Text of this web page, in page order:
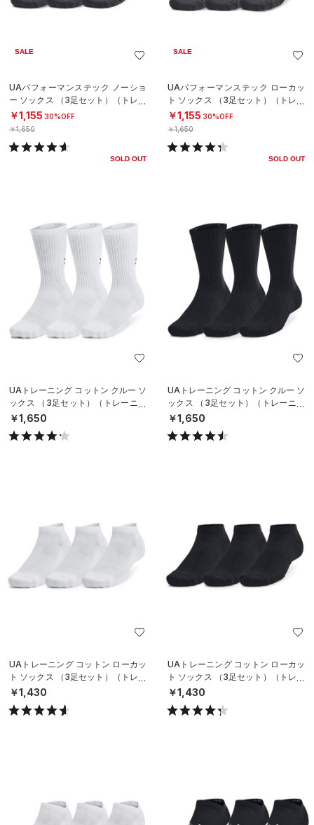
SALE
UAパフォーマンステック ノーショ
ー ソックス （3足セット）（トレー
ニング/UNISEX）
￥1,155 30%OFF
￥1,650
SOLD OUT
SALE
UAパフォーマンステック ローカッ
ト ソックス （3足セット）（トレー
ニング/UNISEX）
￥1,155 30%OFF
￥1,650
SOLD OUT
UAトレーニング コットン クルー ソ
ックス （3足セット）（トレーニン
グ/UNISEX）
￥1,650
UAトレーニング コットン クルー ソ
ックス （3足セット）（トレーニン
グ/UNISEX）
￥1,650
UAトレーニング コットン ローカッ
ト ソックス （3足セット）（トレー
ニング/UNISEX）
￥1,430
UAトレーニング コットン ローカッ
ト ソックス （3足セット）（トレー
ニング/UNISEX）
￥1,430